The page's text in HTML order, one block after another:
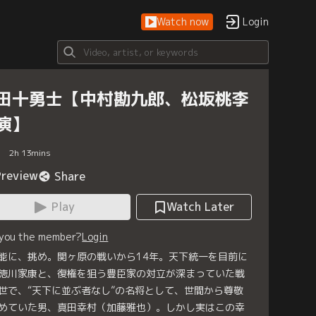
Watch now Login
十勇士【中村勘九郎、松坂桃李
】
2h 13mins
Share
Play
Watch Later
the member?Login
に、挑め。関ヶ原の戦いから14年。天下統一を目前に
川家康と、復権を狙う豊臣家の対立が深まっていた戦
で、“天下に並ぶ者なし”の名将として、世間から尊敬
ていた男、真田幸村（加藤雅也）。しかし実はこの幸